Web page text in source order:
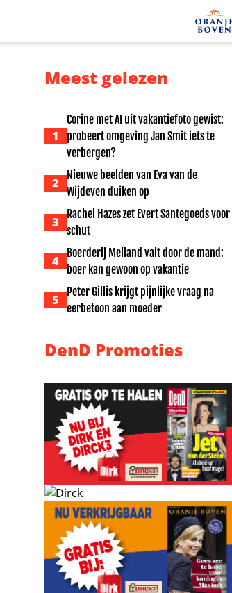
Meest gelezen
1
Corine met AI uit vakantiefoto gewist:
probeert omgeving Jan Smit iets te
verbergen?
2
Nieuwe beelden van Eva van de
Wijdeven duiken op
3
Rachel Hazes zet Evert Santegoeds voor
schut
4
Boerderij Meiland valt door de mand:
boer kan gewoon op vakantie
5
Peter Gillis krijgt pijnlijke vraag na
eerbetoon aan moeder
DenD Promoties